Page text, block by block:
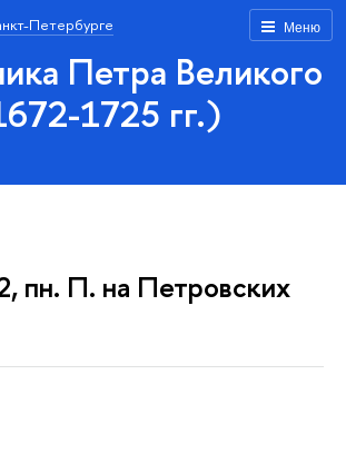
Меню
Петербурге
Петра Великого
1725 гг.)
пн. П. на Петровских